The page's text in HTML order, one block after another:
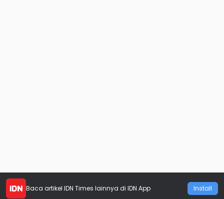
Baca artikel IDN Times lainnya di IDN App Install